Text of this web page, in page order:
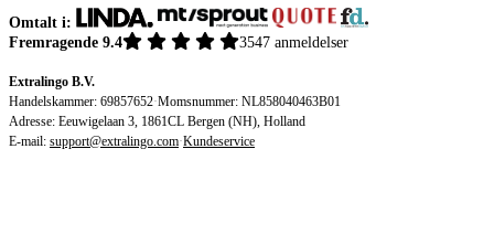
Omtalt i:
Fremragende 9.4
3547 anmeldelser
Extralingo B.V.
Handelskammer: 69857652·Momsnummer: NL858040463B01
Adresse: Eeuwigelaan 3, 1861CL Bergen (NH), Holland
E-mail: support@extralingo.com·Kundeservice